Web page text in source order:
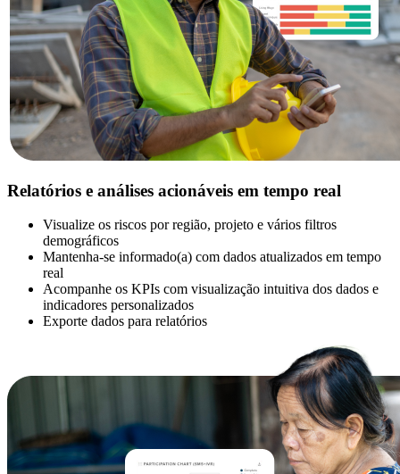
Relatórios e análises acionáveis em tempo real
Visualize os riscos por região, projeto e vários filtros
demográficos
Mantenha-se informado(a) com dados atualizados em tempo
real
Acompanhe os KPIs com visualização intuitiva dos dados e
indicadores personalizados
Exporte dados para relatórios